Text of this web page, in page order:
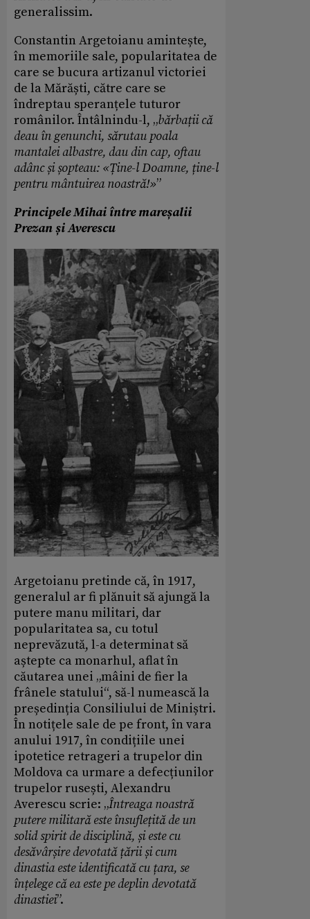
generalissim.
Constantin Argetoianu amintește,
în memoriile sale, popularitatea de
care se bucura artizanul victoriei
de la Mărăști, către care se
îndreptau speranțele tuturor
românilor. Întâlnindu-l, „bărbații că
deau în genunchi, sărutau poala
mantalei albastre, dau din cap, oftau
adânc și șopteau: «Ține-l Doamne, ține-l
pentru mântuirea noastră!»”
Principele Mihai între mareșalii
Prezan și Averescu
Argetoianu pretinde că, în 1917,
generalul ar fi plănuit să ajungă la
putere manu militari, dar
popularitatea sa, cu totul
neprevăzută, l-a determinat să
aștepte ca monarhul, aflat în
căutarea unei „mâini de fier la
frânele statului“, să-l numească la
președinția Consiliului de Miniștri.
În notițele sale de pe front, în vara
anului 1917, în condițiile unei
ipotetice retrageri a trupelor din
Moldova ca urmare a defecțiunilor
trupelor rusești, Alexandru
Averescu scrie: „Întreaga noastră
putere militară este însuflețită de un
solid spirit de disciplină, și este cu
desăvârșire devotată țării și cum
dinastia este identificată cu țara, se
înțelege că ea este pe deplin devotată
dinastiei”.